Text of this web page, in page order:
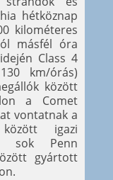
hétköznap
kilométeres
másfél óra
Class 4
km/órás)
között
a Comet
vontatnak a
igazi
sok Penn
gyártott